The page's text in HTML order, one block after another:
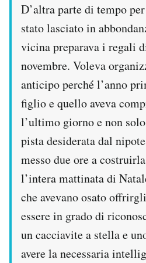
D’altra parte di tempo
stato lasciato in
vicina preparava i regali
novembre. Voleva
anticipo perché l’anno
figlio e quello aveva
l’ultimo giorno e non
pista desiderata dal
messo due ore a
l’intera mattinata di
che avevano osato
essere in grado di
un cacciavite a stella e
avere la necessaria